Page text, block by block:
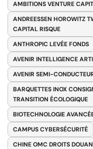
AMBITIONS VENTURE
ANDREESSEN HOROWITZ
CAPITAL RISQUE
ANTHROPIC LEVÉE FONDS
AVENIR INTELLIGENCE
AVENIR SEMI-
BARQUETTES INOX
TRANSITION ÉCOLOGIQUE
BIOTECHNOLOGIE
CAMPUS CYBERSÉCURITÉ
CHINE OMC DROITS